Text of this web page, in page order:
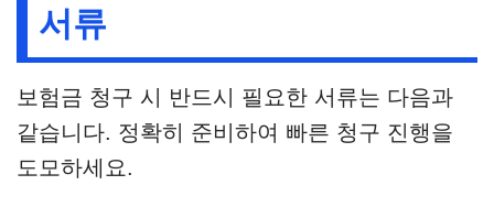
서류
보험금 청구 시 반드시 필요한 서류는 다음과
같습니다. 정확히 준비하여 빠른 청구 진행을
도모하세요.